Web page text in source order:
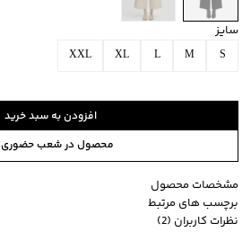
سایز
S
M
L
XL
XXL
افزودن به سبد خرید
محصول در شعب حضوری
مشخصات محصول
کد محصول
برچسب های مرتبط
نظرات کاربران (2)